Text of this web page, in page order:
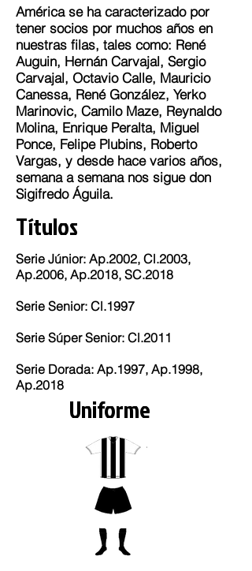
América se ha caracterizado por
tener socios por muchos años en
nuestras filas, tales como: René
Auguin, Hernán Carvajal, Sergio
Carvajal, Octavio Calle, Mauricio
Canessa, René González, Yerko
Marinovic, Camilo Maze, Reynaldo
Molina, Enrique Peralta, Miguel
Ponce, Felipe Plubins, Roberto
Vargas, y desde hace varios años,
semana a semana nos sigue don
Sigifredo Águila.
Títulos
Serie Júnior: Ap.2002, Cl.2003,
Ap.2006, Ap.2018, SC.2018
Serie Senior: Cl.1997
Serie Súper Senior: Cl.2011
Serie Dorada: Ap.1997, Ap.1998,
Ap.2018
Uniforme